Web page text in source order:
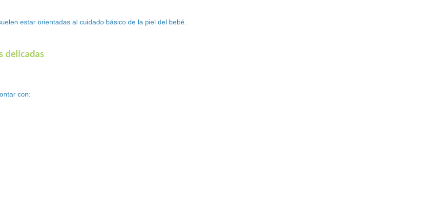
estar orientadas al cuidado básico de la piel del bebé.
delicadas
con: